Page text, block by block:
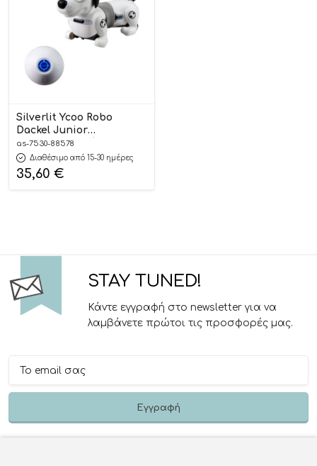
Silverlit Ycoo Robo
Dackel Junior
Τηλεκατευθυνόμενο
Ρομπότ Σκυλάκι 5+
7530-88578#, As
Company
as-7530-88578
Διαθέσιμο από 15-30 ημέρες
35,60 €
STAY TUNED!
Κάντε εγγραφή στο newsletter για να
λαμβάνετε πρώτοι τις προσφορές μας.